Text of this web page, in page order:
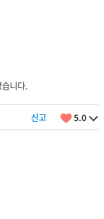
니다.
신고 5.0